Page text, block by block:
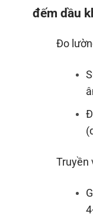
đếm dầu
Đo
Truyền